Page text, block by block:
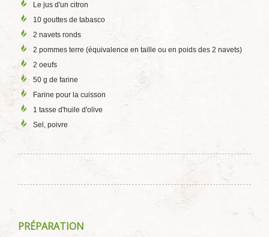
Le jus d'un citron
10 gouttes de tabasco
2 navets ronds
2 pommes terre (équivalence en taille ou en poids des 2 navets)
2 oeufs
50 g de farine
Farine pour la cuisson
1 tasse d'huile d'olive
Sel, poivre
PRÉPARATION